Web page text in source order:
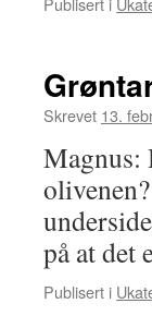
Skrevet 13.
Magnus:
på at det
Publisert i